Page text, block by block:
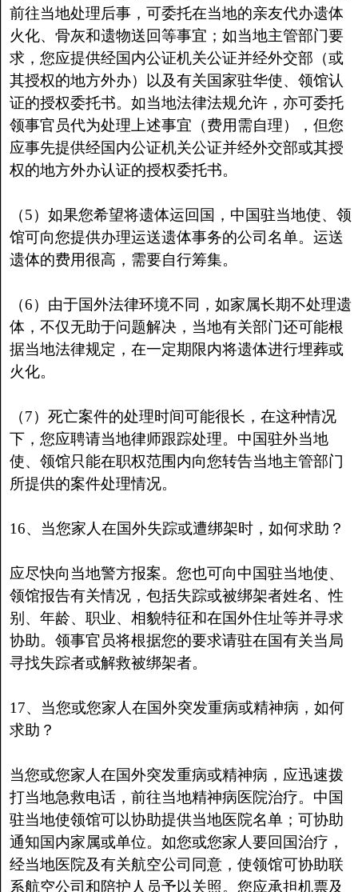
前往当地处理后事，可委托在当地的亲友代办遗体
火化、骨灰和遗物送回等事宜；如当地主管部门要
求，您应提供经国内公证机关公证并经外交部（或
其授权的地方外办）以及有关国家驻华使、领馆认
证的授权委托书。如当地法律法规允许，亦可委托
领事官员代为处理上述事宜（费用需自理），但您
应事先提供经国内公证机关公证并经外交部或其授
权的地方外办认证的授权委托书。
（5）如果您希望将遗体运回国，中国驻当地使、领
馆可向您提供办理运送遗体事务的公司名单。运送
遗体的费用很高，需要自行筹集。
（6）由于国外法律环境不同，如家属长期不处理遗
体，不仅无助于问题解决，当地有关部门还可能根
据当地法律规定，在一定期限内将遗体进行埋葬或
火化。
（7）死亡案件的处理时间可能很长，在这种情况
下，您应聘请当地律师跟踪处理。中国驻外当地
使、领馆只能在职权范围内向您转告当地主管部门
所提供的案件处理情况。
16、当您家人在国外失踪或遭绑架时，如何求助？
应尽快向当地警方报案。您也可向中国驻当地使、
领馆报告有关情况，包括失踪或被绑架者姓名、性
别、年龄、职业、相貌特征和在国外住址等并寻求
协助。领事官员将根据您的要求请驻在国有关当局
寻找失踪者或解救被绑架者。
17、当您或您家人在国外突发重病或精神病，如何
求助？
当您或您家人在国外突发重病或精神病，应迅速拨
打当地急救电话，前往当地精神病医院治疗。中国
驻当地使领馆可以协助提供当地医院名单；可协助
通知国内家属或单位。如您或您家人要回国治疗，
经当地医院及有关航空公司同意，使领馆可协助联
系航空公司和陪护人员予以关照。您应承担机票及